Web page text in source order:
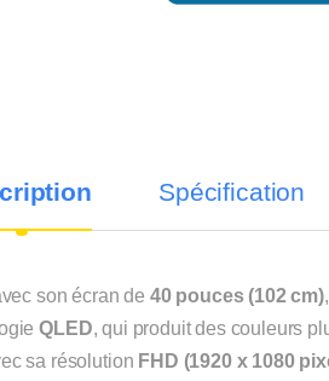
Spécification
son écran de 40 pouces (102 cm)
QLED, qui produit des couleurs
sa résolution FHD (1920 x 1080